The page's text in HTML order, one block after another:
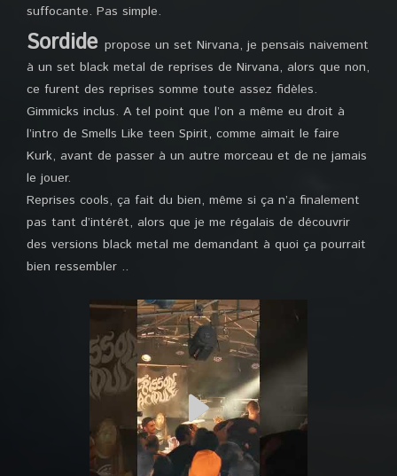
suffocante. Pas simple.
Sordide propose un set Nirvana, je pensais naivement
à un set black metal de reprises de Nirvana, alors que non,
ce furent des reprises somme toute assez fidèles.
Gimmicks inclus. A tel point que l’on a même eu droit à
l’intro de Smells Like teen Spirit, comme aimait le faire
Kurk, avant de passer à un autre morceau et de ne jamais
le jouer.
Reprises cools, ça fait du bien, même si ça n’a finalement
pas tant d’intérêt, alors que je me régalais de découvrir
des versions black metal me demandant à quoi ça pourrait
bien ressembler ..